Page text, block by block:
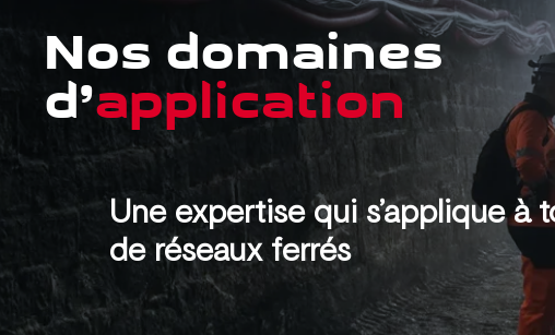
Nos domaines
d’application
Une expertise qui s’applique à
de réseaux ferrés